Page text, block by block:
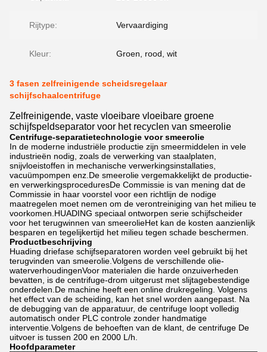
Rijtype: Vervaardiging
Kleur: Groen, rood, wit
3 fasen zelfreinigende scheidsregelaar
schijfschaalcentrifuge
Zelfreinigende, vaste vloeibare vloeibare groene
schijfspeldseparator voor het recyclen van smeerolie
Centrifuge-separatietechnologie voor smeerolie
In de moderne industriële productie zijn smeermiddelen in vele
industrieën nodig, zoals de verwerking van staalplaten,
snijvloeistoffen in mechanische verwerkingsinstallaties,
vacuümpompen enz.De smeerolie vergemakkelijkt de productie-
en verwerkingsproceduresDe Commissie is van mening dat de
Commissie in haar voorstel voor een richtlijn de nodige
maatregelen moet nemen om de verontreiniging van het milieu te
voorkomen.HUADING speciaal ontworpen serie schijfscheider
voor het terugwinnen van smeerolieHet kan de kosten aanzienlijk
besparen en tegelijkertijd het milieu tegen schade beschermen.
Productbeschrijving
Huading driefase schijfseparatoren worden veel gebruikt bij het
terugvinden van smeerolie.Volgens de verschillende olie-
waterverhoudingenVoor materialen die harde onzuiverheden
bevatten, is de centrifuge-drom uitgerust met slijtagebestendige
onderdelen.De machine heeft een online drukregeling. Volgens
het effect van de scheiding, kan het snel worden aangepast. Na
de debugging van de apparatuur, de centrifuge loopt volledig
automatisch onder PLC controle zonder handmatige
interventie.Volgens de behoeften van de klant, de centrifuge De
uitvoer is tussen 200 en 2000 L/h.
Hoofdparameter